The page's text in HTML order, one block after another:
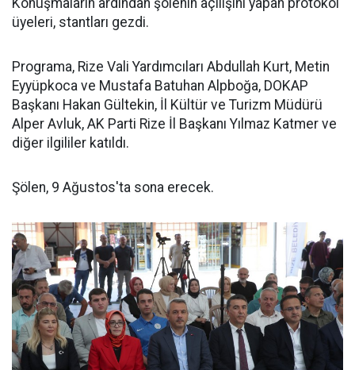
üyeleri, stantları gezdi.
Programa, Rize Vali Yardımcıları Abdullah Kurt, Metin
Eyyüpkoca ve Mustafa Batuhan Alpboğa, DOKAP
Başkanı Hakan Gültekin, İl Kültür ve Turizm Müdürü
Alper Avluk, AK Parti Rize İl Başkanı Yılmaz Katmer ve
diğer ilgililer katıldı.
Şölen, 9 Ağustos'ta sona erecek.